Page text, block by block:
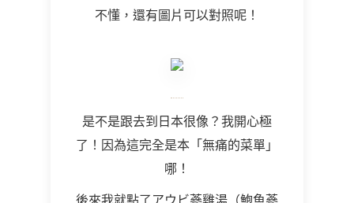
不懂，還有圖片可以對照呢！
是不是跟去到日本很像？我開心極
了！因為這完全是本「無痛的菜單」
哪！
後來我就點了アウビ蔘雞湯（鮑魚蔘